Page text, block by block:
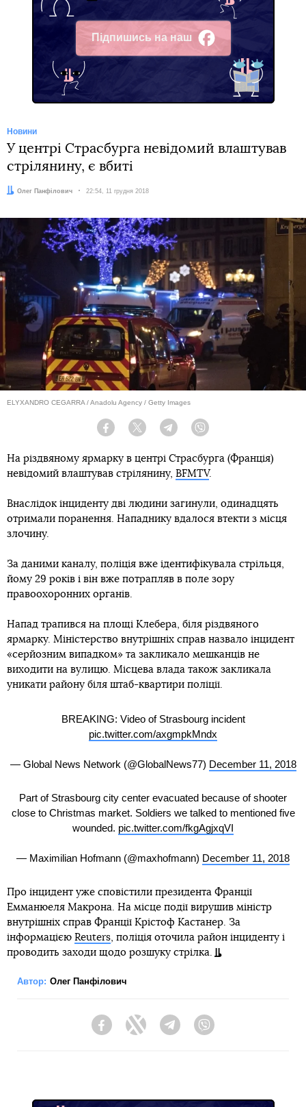
Підпишись на наш
Facebook
Новини
У центрі Страсбурга невідомий влаштував
стрілянину, є вбиті
Автор:
Олег Панфілович Дата:
22:54, 11 грудня 2018
ELYXANDRO CEGARRA / Anadolu Agency / Getty Images
Facebook Twitter Telegram
На різдвяному ярмарку в центрі Страсбурга (Франція)
невідомий влаштував стрілянину, BFMTV.
Внаслідок інциденту дві людини загинули, одинадцять
отримали поранення. Нападнику вдалося втекти з місця
злочину.
За даними каналу, поліція вже ідентифікувала стрільця,
йому 29 років і він вже потрапляв в поле зору
правоохоронних органів.
Напад трапився на площі Клебера, біля різдвяного
ярмарку. Міністерство внутрішніх справ назвало інцидент
«серйозним випадком» та закликало мешканців не
виходити на вулицю. Місцева влада також закликала
уникати району біля штаб-квартири поліції.
BREAKING: Video of Strasbourg incident
pic.twitter.com/axgmpkMndx
— Global News Network (@GlobalNews77) December 11, 2018
Part of Strasbourg city center evacuated because of shooter
close to Christmas market. Soldiers we talked to mentioned five
wounded. pic.twitter.com/fkgAgjxqVI
— Maximilian Hofmann (@maxhofmann) December 11, 2018
Про інцидент уже сповістили президента Франції
Емманюеля Макрона. На місце події вирушив міністр
внутрішніх справ Франції Крістоф Кастанер. За
інформацією Reuters , поліція оточила район інциденту і
проводить заходи щодо розшуку стрілка.
Автор: Олег Панфілович
FacebookTwitter Telegram